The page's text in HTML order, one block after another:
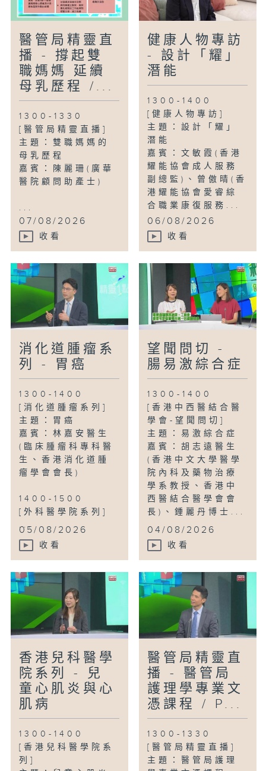
醫管局精靈直
播 - 撐起雙
職媽媽 延續
母乳歷程 /...
1300-1330
[醫管局精靈直播]
主題：雙職媽媽的
母乳歷程
嘉賓：陳麗珊(廣華
醫院顧問助產士)
...
07/08/2026
收看
健康人物專訪
- 設計「耀」
潛能
1300-1400
[健康人物專訪]
主題：設計「耀」
潛能
嘉賓：文敏霞(香港
耀能協會成人服務
副總監)、曾傲晴(香
港耀能協會愛睿綜
合職業康復服務...
06/08/2026
收看
消化道腫瘤系
列 - 胃癌
1300-1400
[消化道腫瘤系列]
主題：胃癌
嘉賓：林嘉安醫生
(臨床腫瘤科專科醫
生、香港消化道腫
瘤學會會長)
1400-1500
[外科醫學院系列]
...
05/08/2026
收看
望聞問切 -
腸易激綜合症
1300-1400
[香港中西醫結合醫
學會-望聞問切]
主題：易激綜合症
嘉賓：胡志遠醫生
(香港中文大學醫學
院內科及藥物治療
學系教授、香港中
西醫結合醫學會會
長)、鍾麗丹博士...
04/08/2026
收看
香港兒科醫學
院系列 - 兒
童心肌炎與心
肌病
1300-1400
[香港兒科醫學院系
列]
醫管局精靈直
播 - 醫管局
護理學專業文
憑課程 / P...
1300-1330
[醫管局精靈直播]
主題：醫管局護理